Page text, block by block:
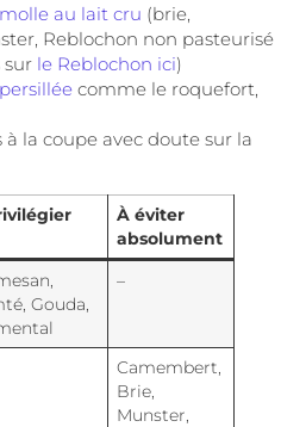
au lait cru (brie,
Reblochon non pasteurisé
le Reblochon ici)
comme le roquefort,
la coupe avec doute sur la
À éviter
absolument
Gouda,
–
Camembert,
Brie,
Munster,